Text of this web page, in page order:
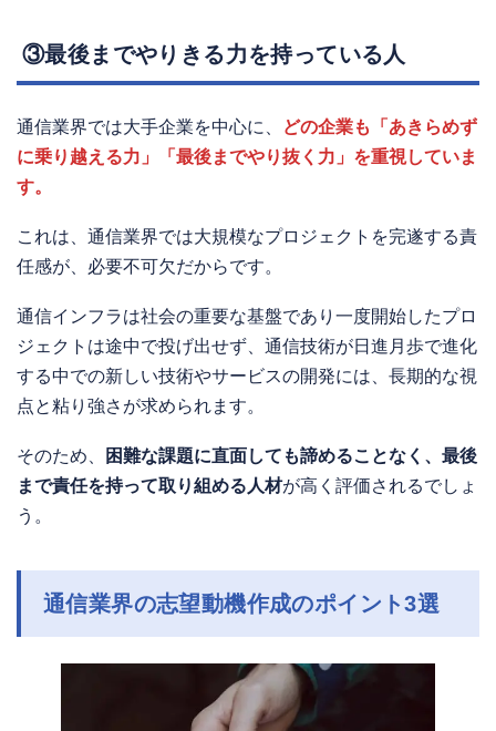
③最後までやりきる力を持っている人
通信業界では大手企業を中心に、
どの企業も「あきらめず
に乗り越える力」「最後までやり抜く力」を重視していま
す。
これは、通信業界では大規模なプロジェクトを完遂する責
任感が、必要不可欠だからです。
通信インフラは社会の重要な基盤であり一度開始したプロ
ジェクトは途中で投げ出せず、通信技術が日進月歩で進化
する中での新しい技術やサービスの開発には、長期的な視
点と粘り強さが求められます。
そのため、
困難な課題に直面しても諦めることなく、最後
まで責任を持って取り組める人材が高く評価されるでしょ
う。
通信業界の志望動機作成のポイント3選